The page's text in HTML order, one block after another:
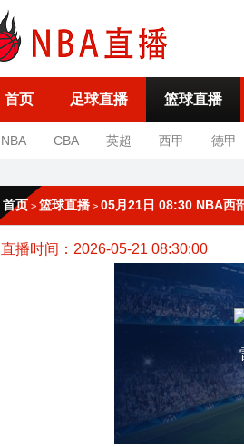
首页 足球直播 篮球直播
NBA CBA 英超 西甲 德甲
首页 > 篮球直播 > 05月21日 08:30 NBA西
直播时间：2026-05-21 08:30:00